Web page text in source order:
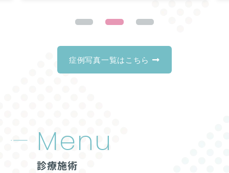
症例写真一覧はこちら
Menu
診療施術